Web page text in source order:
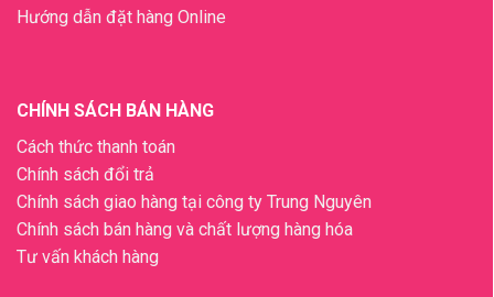
Hướng dẫn đặt hàng Online
CHÍNH SÁCH BÁN HÀNG
Cách thức thanh toán
Chính sách đổi trả
Chính sách giao hàng tại công ty Trung Nguyên
Chính sách bán hàng và chất lượng hàng hóa
Tư vấn khách hàng